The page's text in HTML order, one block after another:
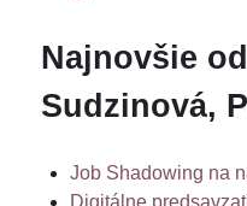
Najnovšie
Sudzinová,
Job Shadowing na
Digitálne